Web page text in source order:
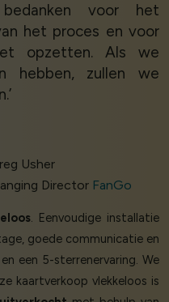
voor het
het proces en voor
opzetten. Als we
hebben, zullen we
Usher
Director FanGo
. Eenvoudige installatie
goede communicatie en
een 5-sterrenervaring. We
kaartverkoop vlekkeloos is